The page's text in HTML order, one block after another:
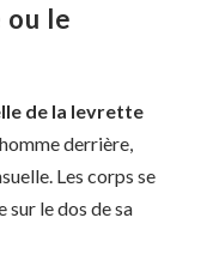
ou le
de la levrette
derrière,
Les corps se
sur le dos de sa